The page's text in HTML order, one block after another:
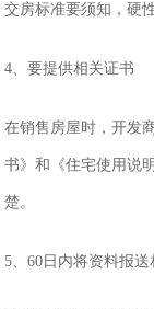
交房标准要须知，硬
4、要提供相关证书
在销售房屋时，开发
书》和《住宅使用说
楚。
5、60日内将资料报送